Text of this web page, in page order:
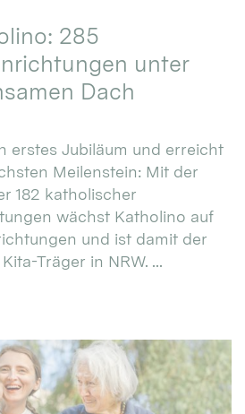
285
unter
Dach
erstes Jubiläum und erreicht
Meilenstein: Mit der
182 katholischer
wächst Katholino auf
und ist damit der
Träger in NRW. ...